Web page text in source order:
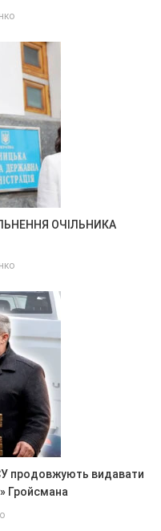
ОЧІЛЬНИКА
продовжують видавати
Гройсмана